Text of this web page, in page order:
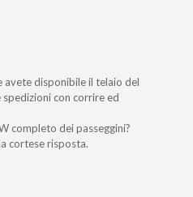
avete disponibile il telaio del
spedizioni con corrire ed
completo dei passeggini?
cortese risposta.